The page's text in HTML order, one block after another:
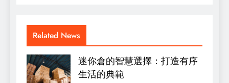
Related News
迷你倉的智慧選擇：打造有序
生活的典範